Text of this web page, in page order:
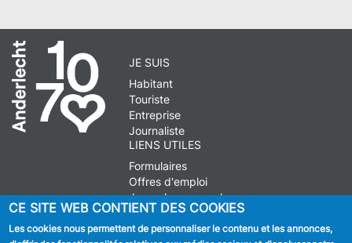
JE SUIS
Habitant
Touriste
Entreprise
Journaliste
LIENS UTILES
Formulaires
Offres d'emploi
Journal communal
Stationnement
CE SITE WEB CONTIENT DES COOKIES
Les cookies nous permettent de personnaliser le contenu et les annonces,